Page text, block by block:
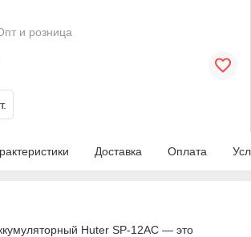
и розница
Доставка Оплата
Huter SP-12AC — это